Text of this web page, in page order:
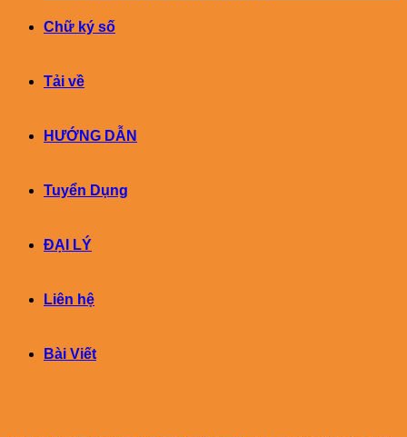
Chữ ký số
Tải về
HƯỚNG DẪN
Tuyển Dụng
ĐẠI LÝ
Liên hệ
Bài Viết